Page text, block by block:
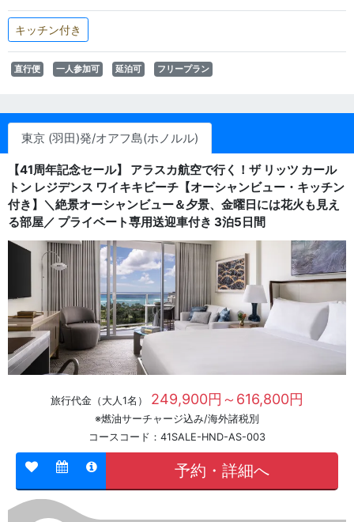
キッチン付き
直行便 一人参加可 延泊可 フリープラン
東京 (羽田)発/オアフ島(ホノルル)
【41周年記念セール】 アラスカ航空で行く！ザ リッツ カール
トン レジデンス ワイキキビーチ【オーシャンビュー・キッチン
付き】＼絶景オーシャンビュー＆夕景、金曜日には花火も見え
る部屋／ プライベート専用送迎車付き 3泊5日間
旅行代金（大人1名） 249,900円～616,800円
※燃油サーチャージ込み/海外諸税別
コースコード：41SALE-HND-AS-003
予約・詳細へ